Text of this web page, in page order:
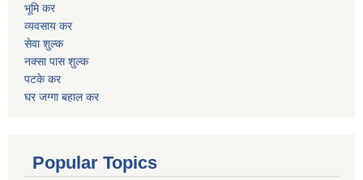
भूमि कर
व्यवसाय कर
सेवा शुल्क
नक्सा पास शुल्क
पटके कर
घर जग्गा बहाल कर
Popular Topics